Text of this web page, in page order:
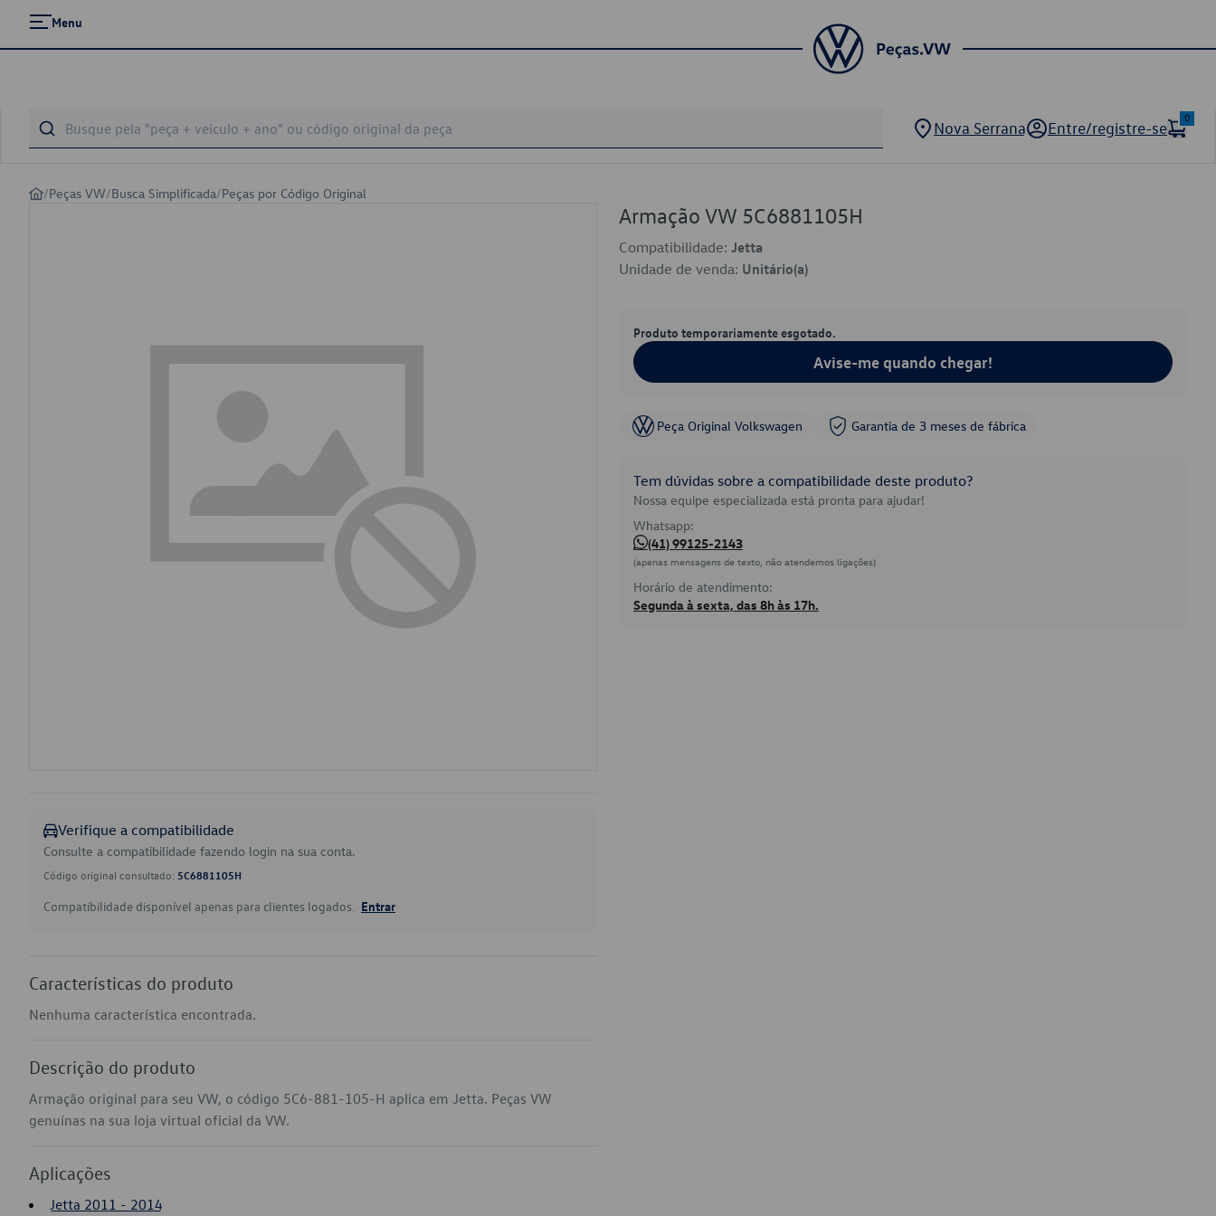
Menu
Nova Serrana Entre/registre-se
0
/Peças VW/Busca Simplificada/Peças por Código Original
Verifique a compatibilidade
Consulte a compatibilidade fazendo login na sua conta.
Código original consultado: 5C6881105H
Compatibilidade disponível apenas para clientes logados. Entrar
Características do produto
Nenhuma característica encontrada.
Descrição do produto
Armação original para seu VW, o código 5C6-881-105-H aplica em Jetta. Peças VW
genuínas na sua loja virtual oficial da VW.
Aplicações
Jetta 2011 - 2014
Armação VW 5C6881105H
Compatibilidade: Jetta
Unidade de venda: Unitário(a)
Produto temporariamente esgotado.
Avise-me quando chegar!
Peça Original Volkswagen Garantia de 3 meses de fábrica
Tem dúvidas sobre a compatibilidade deste produto?
Nossa equipe especializada está pronta para ajudar!
Whatsapp:
(41) 99125-2143
(apenas mensagens de texto, não atendemos ligações)
Horário de atendimento:
Segunda à sexta, das 8h às 17h.